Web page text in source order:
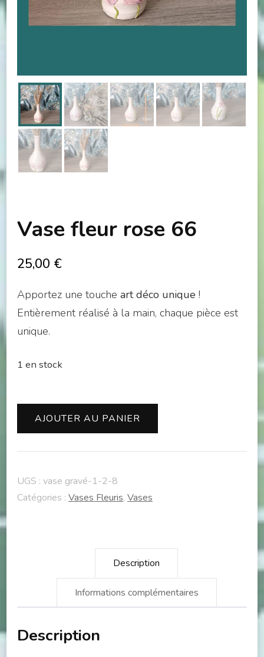
Vase fleur rose 66
25,00 €
Apportez une touche art déco unique !
Entièrement réalisé à la main, chaque pièce est
unique.
1 en stock
quantité
de
Vase
rose
66
AJOUTER AU PANIER
UGS : vase gravé-1-2-8
Catégories : Vases Fleuris, Vases
Description
Informations complémentaires
Description